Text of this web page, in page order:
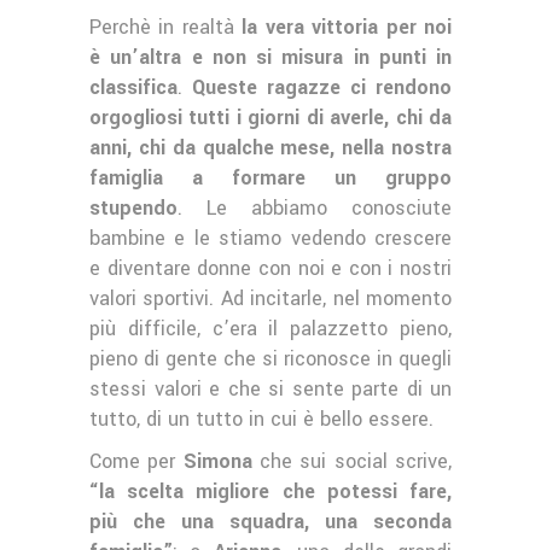
Perchè in realtà la vera vittoria per noi
è un’altra e non si misura in punti in
classifica. Queste ragazze ci rendono
orgogliosi tutti i giorni di averle, chi da
anni, chi da qualche mese, nella nostra
famiglia a formare un gruppo
stupendo. Le abbiamo conosciute
bambine e le stiamo vedendo crescere
e diventare donne con noi e con i nostri
valori sportivi. Ad incitarle, nel momento
più difficile, c’era il palazzetto pieno,
pieno di gente che si riconosce in quegli
stessi valori e che si sente parte di un
tutto, di un tutto in cui è bello essere.
Come per Simonache sui social scrive,
“la scelta migliore che potessi fare,
più che una squadra, una seconda